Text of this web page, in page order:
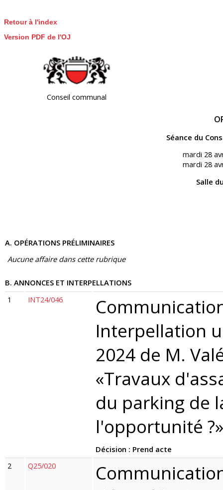
Retour à l'index
Version PDF de l'OJ
Conseil communal
Séance du
mardi 28
mardi 28
Salle
A. OPÉRATIONS PRÉLIMINAIRES
Aucune affaire dans cette rubrique
B. ANNONCES ET INTERPELLATIONS
1
INT24/046
Interpellation
2024 de M.
«Travaux
du parking de
l'opportunité
Décision : Prend acte
2
Q25/020